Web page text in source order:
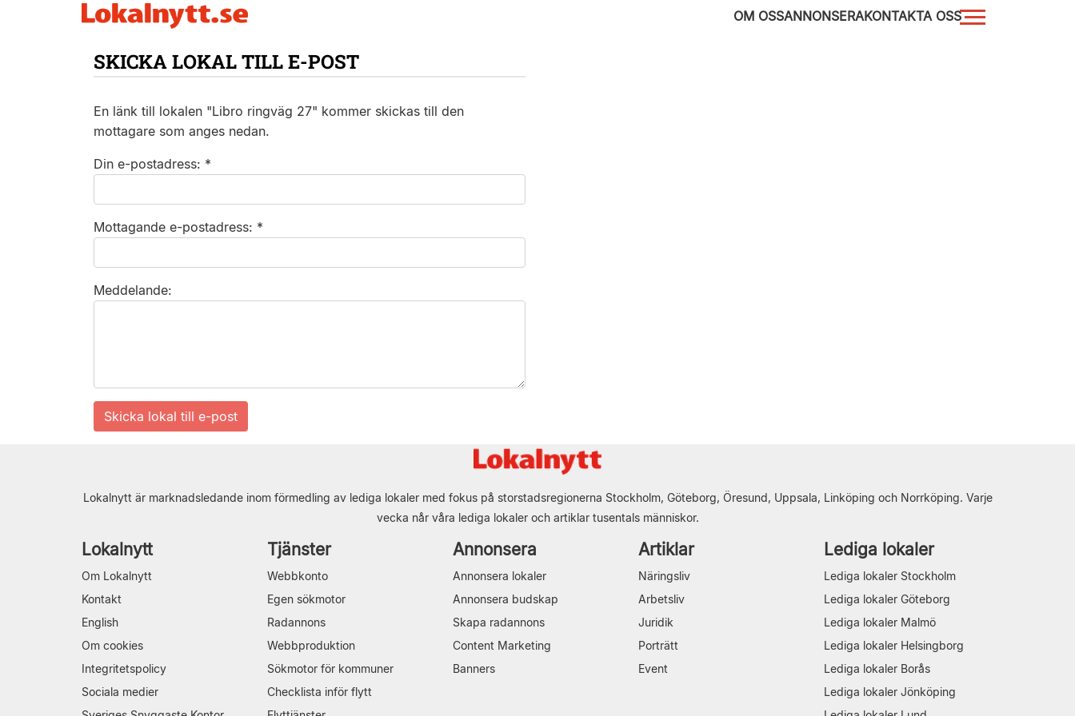
OM OSSANNONSERAKONTAKTA OSS
SKICKA LOKAL TILL E-POST
En länk till lokalen "Libro ringväg 27" kommer skickas till den
mottagare som anges nedan.
Din e-postadress: *
Mottagande e-postadress: *
Meddelande:
Lokalnytt är marknadsledande inom förmedling av lediga lokaler med fokus på storstadsregionerna Stockholm, Göteborg, Öresund, Uppsala, Linköping och Norrköping. Varje
vecka når våra lediga lokaler och artiklar tusentals människor.
Lokalnytt
Om Lokalnytt
Kontakt
English
Om cookies
Integritetspolicy
Sociala medier
Tjänster
Webbkonto
Egen sökmotor
Radannons
Webbproduktion
Sökmotor för kommuner
Checklista inför flytt
Annonsera
Annonsera lokaler
Annonsera budskap
Skapa radannons
Content Marketing
Banners
Artiklar
Näringsliv
Arbetsliv
Juridik
Porträtt
Event
Lediga lokaler
Lediga lokaler Stockholm
Lediga lokaler Göteborg
Lediga lokaler Malmö
Lediga lokaler Helsingborg
Lediga lokaler Borås
Lediga lokaler Jönköping